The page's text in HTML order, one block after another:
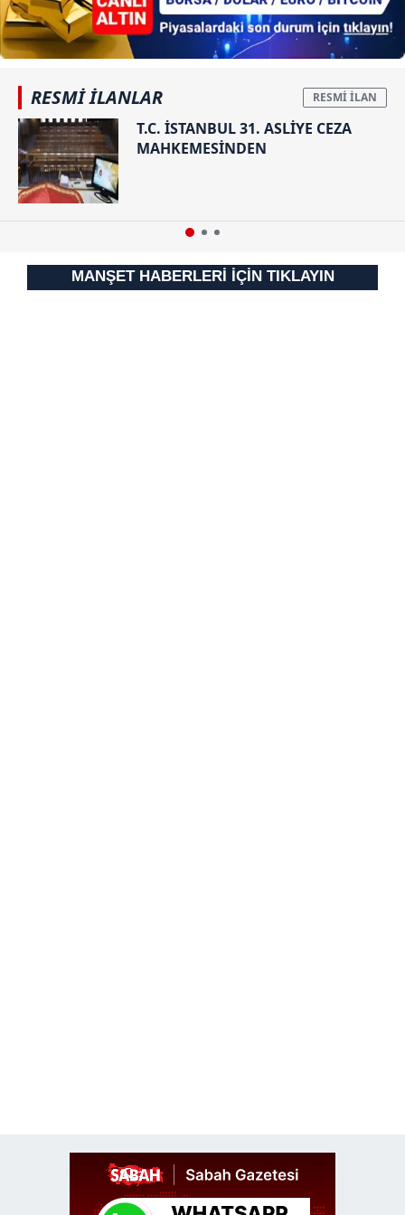
ilgili mevzuata uygun olarak kullanılan çerezlerle ilgili bilgi
almak için lütfen
tıklayınız
tespit
edilmişti!
RESMİ İLANLAR
T.C. İSTANBUL 31. ASLİYE CEZA
MAHKEMESİNDEN
MANŞET HABERLERİ İÇİN TIKLAYIN